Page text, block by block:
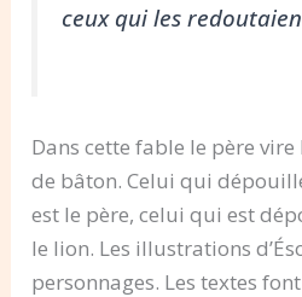
ceux qui les
Dans cette fable le père
de bâton. Celui qui
est le père, celui qui est
le lion. Les illustrations
personnages. Les textes